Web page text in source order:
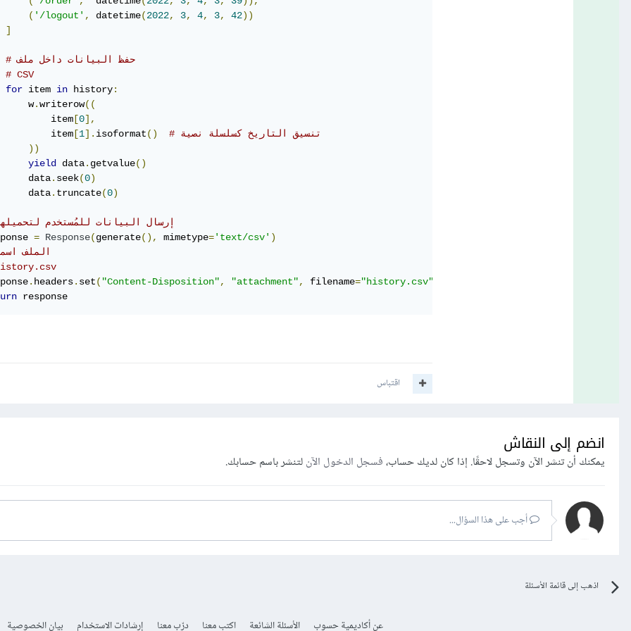
( '/logout' , datetime(2022, 3, 4, 3, 42))
]
# حفظ البيانات داخل ملف
# CSV
for item in history:
w
.writerow((
item
[0],
item
[1]. isoformat()
# تنسيق التاريخ كسلسلة نصية
))
yield
data. getvalue()
data
. seek(0)
data
. truncate(0)
# إرسال البيانات للمُستخدم
= Response(generate(), mimetype='text/csv' )
. headers. set( "Content-Disposition", "attachment", filename="history.csv"
response
اقتباس
انضم إلى النقاش
يمكنك أن تنشر الآن وتسجل لاحقًا. إذا كان لديك حساب،فسجل الدخول الآنلتنشر باسم حسابك.
أجب على هذا السؤال...
اذهب إلى قائمة الأسئلة
عن أكاديمية حسوب الأسئلة الشائعة اكتب معنا درّب معنا إرشادات الاستخدام بيان الخصوصية